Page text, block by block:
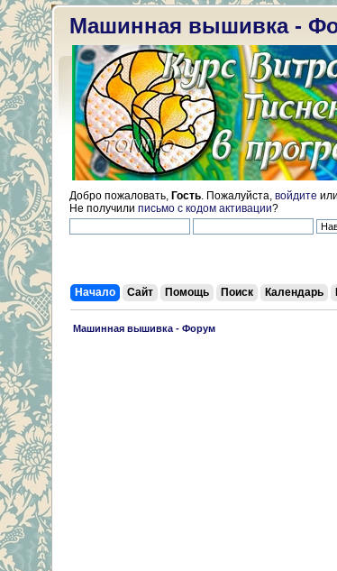
Машинная вышивка -
Добро пожаловать, Гость . Пожалуйста, войдите или
Не получили письмо с кодом активации?
Начало Сайт Помощь Поиск Календарь
Машинная вышивка - Форум